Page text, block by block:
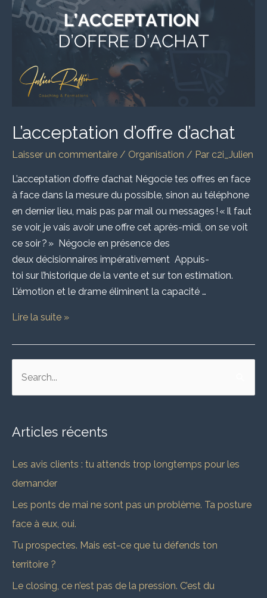
L’acceptation d’offre d’achat
Laisser un commentaire / Organisation / Par c2i_Julien
L’acceptation d’offre d’achat Négocie tes offres en face
à face dans la mesure du possible, sinon au téléphone
en dernier lieu, mais pas par mail ou messages ! « Il faut
se voir, je vais avoir une offre cet après-midi, on se voit
ce soir ? » Négocie en présence des
deux décisionnaires impérativement Appuis-
toi sur l’historique de la vente et sur ton estimation.
L’émotion et le drame éliminent la capacité …
Lire la suite »
e
h
Articles récents
Les avis clients : tu attends trop longtemps pour les
demander
Les ponts de mai ne sont pas un problème. Ta posture
face à eux, oui.
Tu prospectes. Mais est-ce que tu défends ton
territoire ?
Le closing, ce n’est pas de la pression. C’est du